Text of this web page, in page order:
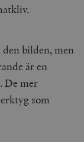
bilden, men
är en
De mer
som